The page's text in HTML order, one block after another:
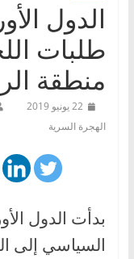
الدول
طلبات
منطقة
22 يونيو 2019
الهجرة السرية
بدأت الدول
السياسي إلى